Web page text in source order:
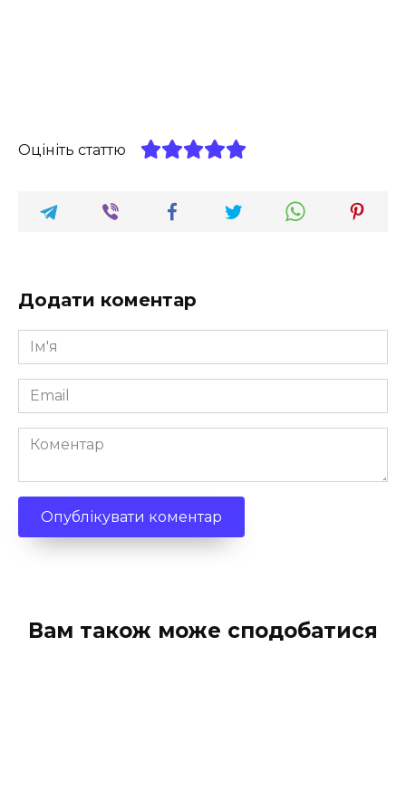
Оцініть статтю
Додати коментар
Ім'я
*
Email
*
Коментар
Вам також може сподобатися